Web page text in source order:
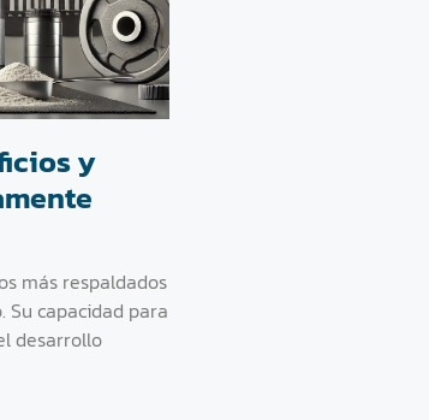
y
más respaldados
capacidad para
desarrollo